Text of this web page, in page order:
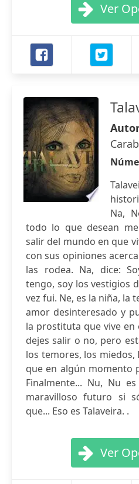
Ver
Na,
todo lo que desean
salir del mundo en que
con sus opiniones
las rodea. Na, dice:
tengo, soy los vestigios
vez fui. Ne, es la niña, la
amor desinteresado y
la prostituta que vive en
dejes salir o no, pero
los temores, los miedos,
que en algún momento
Finalmente... Nu, Nu
maravilloso futuro si
que... Eso es Talaveira. .
Ver